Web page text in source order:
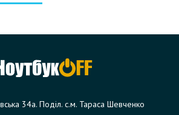
34а. Поділ. с.м. Тараса Шевченко